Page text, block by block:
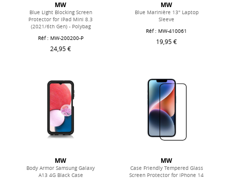
MW
Blue Light Blocking Screen
Protector for iPad Mini 8.3
(2021/6th Gen) - Polybag
Réf : MW-200200-P
24,95 €
MW
Blue Marinière 13" Laptop
Sleeve
Réf : MW-410061
19,95 €
MW
Body Armor Samsung Galaxy
A13 4G Black Case
MW
Case Friendly Tempered Glass
Screen Protector for iPhone 14